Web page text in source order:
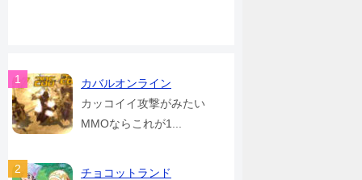
カバルオンライン
カッコイイ攻撃がみたい
MMOならこれが1...
チョコットランド